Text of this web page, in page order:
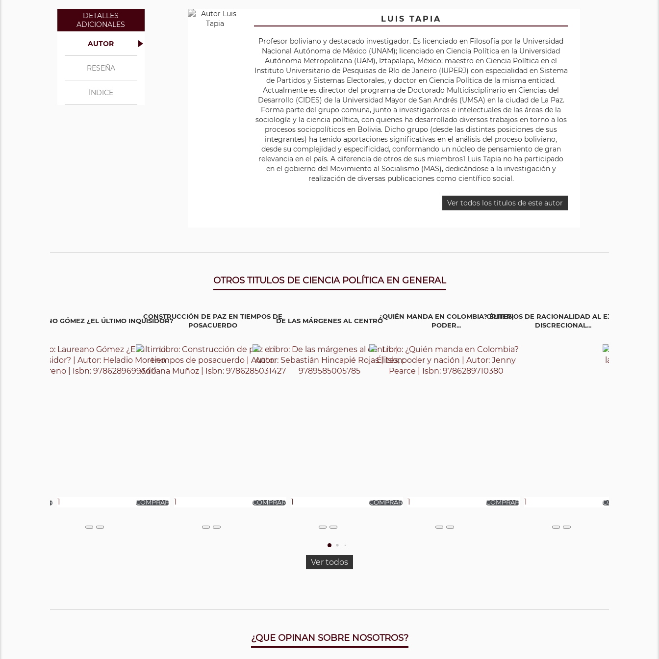
DETALLES
ADICIONALES
AUTOR
RESEÑA
ÍNDICE
LUIS TAPIA
Profesor boliviano y destacado investigador. Es licenciado en Filosofía por la Universidad
Nacional Autónoma de México (UNAM); licenciado en Ciencia Política en la Universidad
Autónoma Metropolitana (UAM), Iztapalapa, México; maestro en Ciencia Política en el
Instituto Universitario de Pesquisas de Río de Janeiro (IUPERJ) con especialidad en Sistema
de Partidos y Sistemas Electorales, y doctor en Ciencia Política de la misma entidad.
Actualmente es director del programa de Doctorado Multidisciplinario en Ciencias del
Desarrollo (CIDES) de la Universidad Mayor de San Andrés (UMSA) en la ciudad de La Paz.
Forma parte del grupo comuna, junto a investigadores e intelectuales de las áreas de la
sociología y la ciencia política, con quienes ha desarrollado diversos trabajos en torno a los
procesos sociopolíticos en Bolivia. Dicho grupo (desde las distintas posiciones de sus
integrantes) ha tenido aportaciones significativas en el análisis del proceso boliviano,
desde su complejidad y especificidad, conformando un núcleo de pensamiento de gran
relevancia en el país. A diferencia de otros de sus miembros1 Luis Tapia no ha participado
en el gobierno del Movimiento al Socialismo (MAS), dedicándose a la investigación y
realización de diversas publicaciones como científico social.
Ver todos los titulos de este autor
OTROS TITULOS DE CIENCIA POLÍTICA EN GENERAL
LAUREANO GÓMEZ ¿EL ÚLTIMO INQUISIDOR?
CONSTRUCCIÓN DE PAZ EN TIEMPOS DE
POSACUERDO
DE LAS MÁRGENES AL CENTRO
¿QUIÉN MANDA EN COLOMBIA? ÉLITES,
PODER...
CRITERIOS DE RACIONALIDAD AL EJERCICIO
DISCRECIONAL...
Ver todos
¿QUE OPINAN SOBRE NOSOTROS?